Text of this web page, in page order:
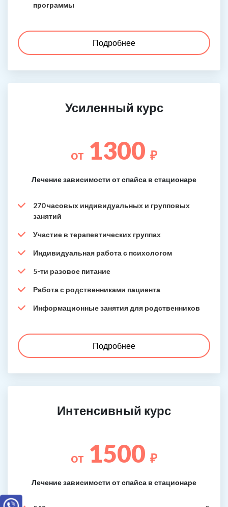
программы
Подробнее
Усиленный курс
от 1300 ₽
Лечение зависимости от спайса в стационаре
270 часовых индивидуальных и групповых
занятий
Участие в терапевтических группах
Индивидуальная работа с психологом
5-ти разовое питание
Работа с родственниками пациента
Информационные занятия для родственников
Подробнее
Интенсивный курс
от 1500 ₽
Лечение зависимости от спайса в стационаре